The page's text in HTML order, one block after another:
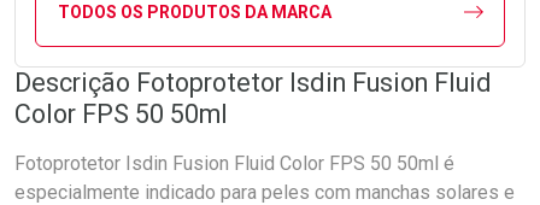
TODOS OS PRODUTOS DA MARCA
Descrição Fotoprotetor Isdin Fusion Fluid
Color FPS 50 50ml
Fotoprotetor Isdin Fusion Fluid Color FPS 50 50ml é
especialmente indicado para peles com manchas solares e